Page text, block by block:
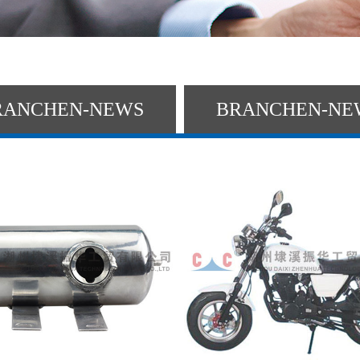
NEWS BRANCHEN-